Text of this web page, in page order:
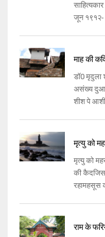
जून
माह की
डॉ0 मृदुला
असंख्य
शीश पे
मृत्यु को
मृत्यु को
की
रहामहसूस
राम के